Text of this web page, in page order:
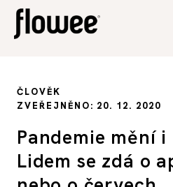
ČLOVĚK
ZVEŘEJNĚNO: 20. 12. 2020
Pandemie mění i
Lidem se zdá o